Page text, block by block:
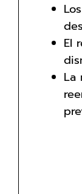
El
La